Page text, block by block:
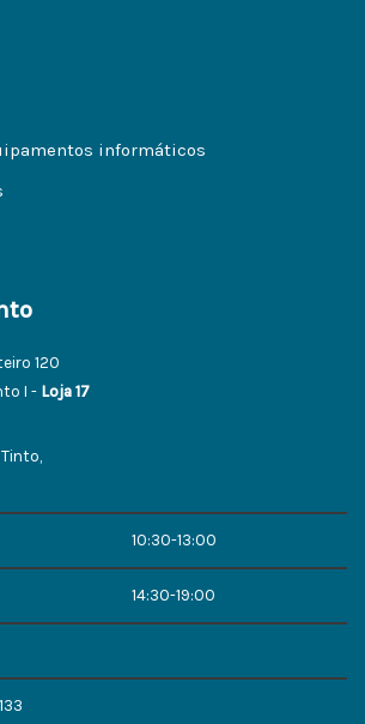
informáticos
120
I - Loja 17
10:30-13:00
14:30-19:00